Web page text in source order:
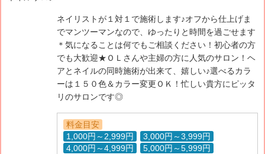
ネイリストが１対１で施術します♪オフから仕上げま
でマンツーマンなので、ゆったりと時間を過ごせます
＊気になることは何でもご相談ください！初心者の方
でも大歓迎★ＯＬさんや主婦の方に人気のサロン！ヘ
アとネイルの同時施術が出来て、嬉しい♪選べるカラ
ーは１５０色＆カラー変更ＯＫ！忙しい貴方にピッタ
リのサロンです◎
料金目安
1,000円～2,999円
3,000円～3,999円
4,000円～4,999円
5,000円～5,999円